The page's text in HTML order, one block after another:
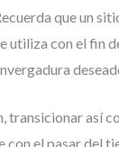
que un
utiliza con el fin
transicionar así­
con el pasar del